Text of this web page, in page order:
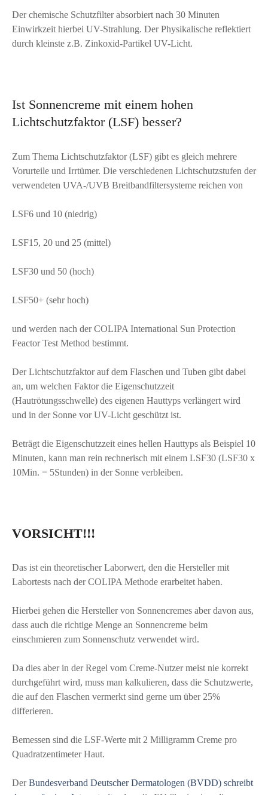
Der chemische Schutzfilter absorbiert nach 30 Minuten
Einwirkzeit hierbei UV-Strahlung. Der Physikalische reflektiert
durch kleinste z.B. Zinkoxid-Partikel UV-Licht.
Ist Sonnencreme mit einem hohen
Lichtschutzfaktor (LSF) besser?
Zum Thema Lichtschutzfaktor (LSF) gibt es gleich mehrere
Vorurteile und Irrtümer. Die verschiedenen Lichtschutzstufen der
verwendeten UVA-/UVB Breitbandfiltersysteme reichen von
LSF6 und 10 (niedrig)
LSF15, 20 und 25 (mittel)
LSF30 und 50 (hoch)
LSF50+ (sehr hoch)
und werden nach der COLIPA International Sun Protection
Feactor Test Method bestimmt.
Der Lichtschutzfaktor auf dem Flaschen und Tuben gibt dabei
an, um welchen Faktor die Eigenschutzzeit
(Hautrötungsschwelle) des eigenen Hauttyps verlängert wird
und in der Sonne vor UV-Licht geschützt ist.
Beträgt die Eigenschutzzeit eines hellen Hauttyps als Beispiel 10
Minuten, kann man rein rechnerisch mit einem LSF30 (LSF30 x
10Min. = 5Stunden) in der Sonne verbleiben.
VORSICHT!!!
Das ist ein theoretischer Laborwert, den die Hersteller mit
Labortests nach der COLIPA Methode erarbeitet haben.
Hierbei gehen die Hersteller von Sonnencremes aber davon aus,
dass auch die richtige Menge an Sonnencreme beim
einschmieren zum Sonnenschutz verwendet wird.
Da dies aber in der Regel vom Creme-Nutzer meist nie korrekt
durchgeführt wird, muss man kalkulieren, dass die Schutzwerte,
die auf den Flaschen vermerkt sind gerne um über 25%
differieren.
Bemessen sind die LSF-Werte mit 2 Milligramm Creme pro
Quadratzentimeter Haut.
DerBundesverband Deutscher Dermatologen (BVDD) schreibt